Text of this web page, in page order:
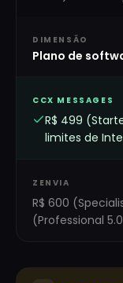
DIMENSÃO
Plano de
CCX MESSAGES
R$ 499
limites de
ZENVIA
R$ 600
(Professional